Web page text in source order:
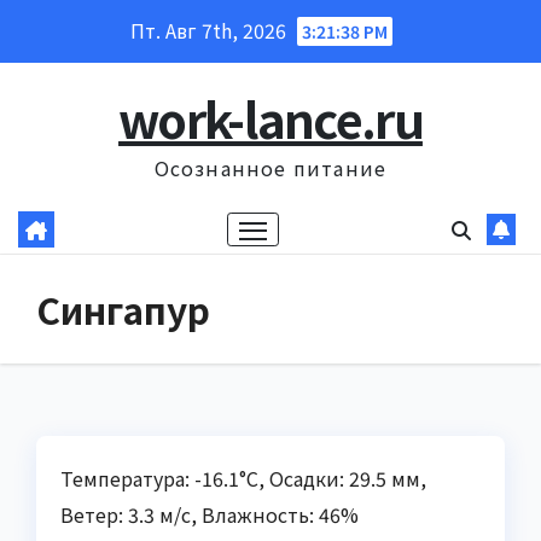
Пт. Авг 7th, 2026 3:21:39 PM
work-lance.ru
Осознанное питание
Сингапур
Температура: -16.1°C, Осадки: 29.5 мм,
Ветер: 3.3 м/с, Влажность: 46%